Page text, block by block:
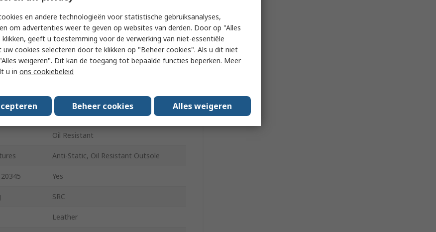
37
4
Black
Steel
Lace Up
Steel
Oil Resistant
Anti-Static, Oil Resistant Outsole
Yes
SRC
Leather
en andere technologieën voor statistische gebruiksanalyses,
om advertenties weer te geven op websites van derden. Door op "Alles
geeft u toestemming voor de verwerking van niet-essentiële
uw cookies selecteren door te klikken op "Beheer cookies". Als u dit niet
weigeren". Dit kan de toegang tot bepaalde functies beperken. Meer
u in ons cookiebeleid
Beheer cookies Alles weigeren